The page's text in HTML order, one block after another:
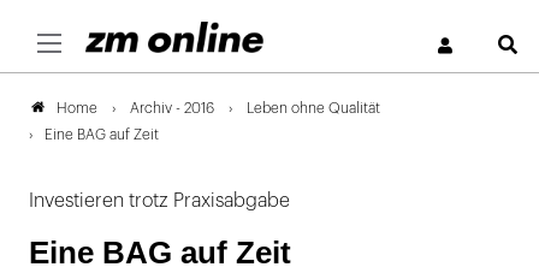
Home Archiv - 2016
Leben ohne Qualität
Eine BAG auf Zeit
Investieren trotz Praxisabgabe
Eine BAG auf Zeit